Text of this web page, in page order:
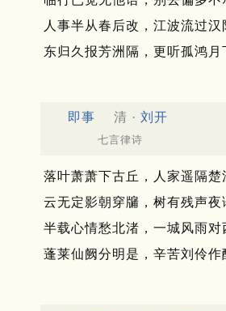
人事半从春后改，江波流过汉
东归久报芳洲隔，更听孤鸿月
即事 清 · 刘开
七言律诗
落叶萧萧下古丘，人家遥隔楚
云无定影朝穿牖，树有残声夜
半载心情愁北渚，一城风雨对
蓬莱仙阙分明是，辛苦刘伶作